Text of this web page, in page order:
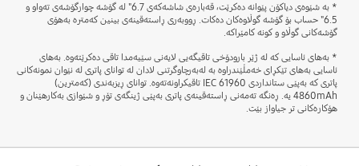
* بە شێوەی دیاکۆن پێوانە دەکرێت، قەبارەی شاشەکەی 6.7" لە گۆشە چوارگۆشەی تەواو و
6.5" حساب بۆ گۆشە گوڵاوەکان دەکات. ڕووبەری ڕاستەقینەی بینین کەمترە بەهۆی
گۆشەکانی گوڵاو و کونە کامێراکە.
* بەهای ئاسایی کە لە ژێر بارودۆخی تاقیگەیی لایەنی سێیەمدا تاقی دەکرێتەوە. بەهای
ئاسایی بەهای تێکڕای خەمڵێندراوە بە لەبەرچاوگرتنی لادان لە توانای پاتری لە نێوان نمونەکانی
پاتری کە بەپێی ستانداردی IEC 61960 تاقیکراونەتەوە. توانای ڕیزبەندی (کەمترین)
4860mAh یە. ڕەنگە تەمەنی ڕاستەقینەی پاتری بەپێی ژینگەی تۆڕ و شێوازی بەکارهێنان و
هۆکارەکانی تر جیاواز بێت.